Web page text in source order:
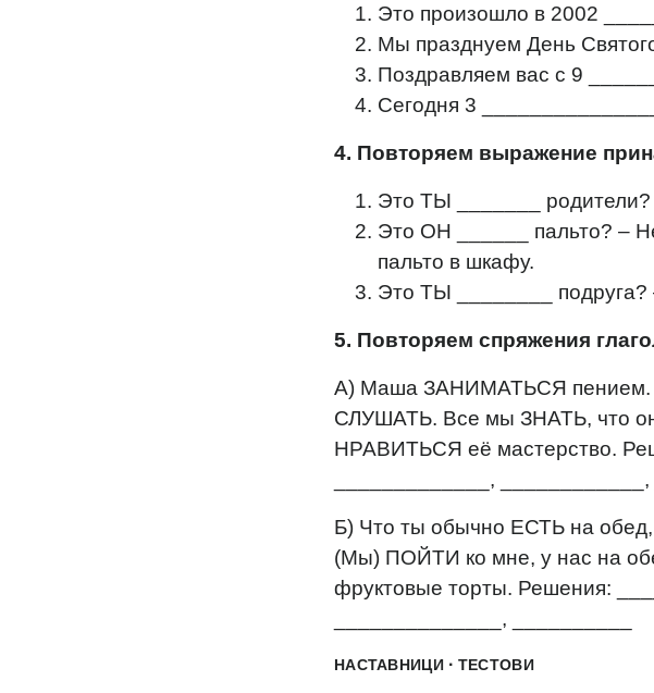
Это произошло в 2002
Мы празднуем День
Поздравляем вас с 9
Сегодня 3
4. Повторяем выражение
Это ТЫ _______
Это ОН ______ пальто? –
пальто в шкафу.
Это ТЫ ________ подруга?
5. Повторяем спряжения
А) Маша ЗАНИМАТЬСЯ пением.
СЛУШАТЬ. Все мы ЗНАТЬ, что
НРАВИТЬСЯ её мастерство.
_____________, ____________,
Б) Что ты обычно ЕСТЬ на
(Мы) ПОЙТИ ко мне, у нас на
фруктовые торты. Решения:
______________, __________
НАСТАВНИЦИ· ТЕСТОВИ